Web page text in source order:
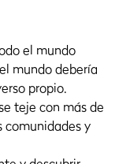
el mundo
mundo debería
propio.
teje con más de
comunidades y